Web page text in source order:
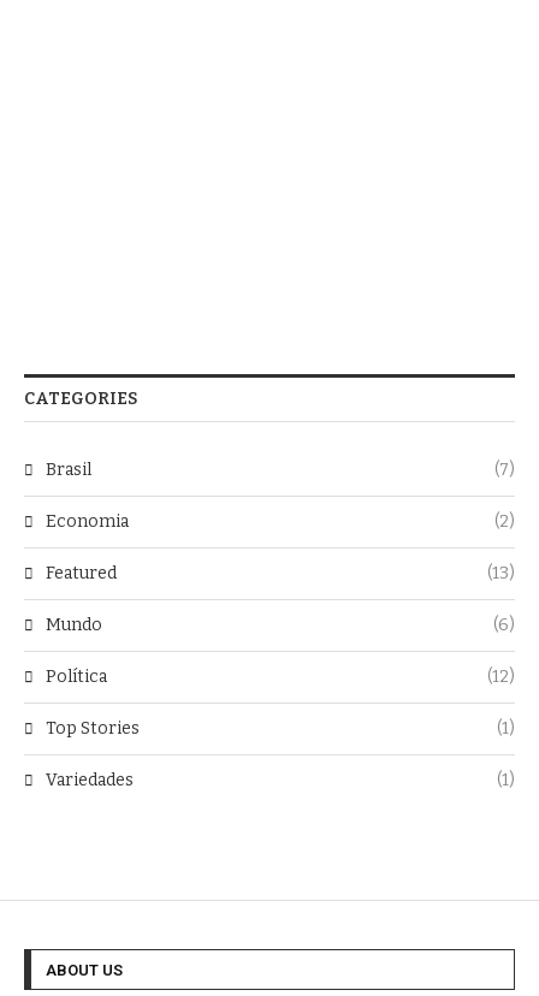
CATEGORIES
Brasil (7)
Economia (2)
Featured (13)
Mundo (6)
Política (12)
Top Stories (1)
Variedades (1)
ABOUT US